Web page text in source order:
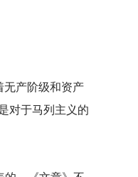
无产阶级和资产
对于马列主义的